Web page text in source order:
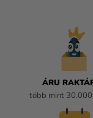
ÁRU
több mint